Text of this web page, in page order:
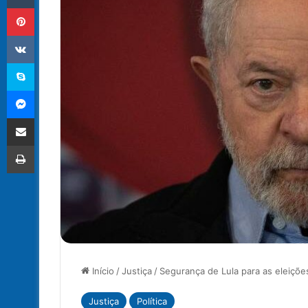
Início /Justiça / Segurança de Lula para as
Justiça Política
Pinterest
VK
Skype
Messenger
Compartilhar via e-mail
Imprimir